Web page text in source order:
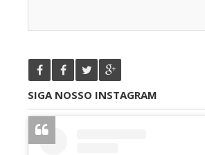
SIGA NOSSO INSTAGRAM